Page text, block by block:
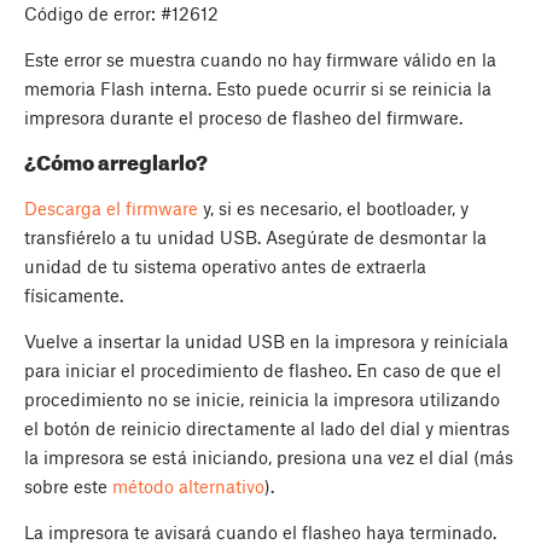
Código de error: #12612
Este error se muestra cuando no hay firmware válido en la
memoria Flash interna. Esto puede ocurrir si se reinicia la
impresora durante el proceso de flasheo del firmware.
¿Cómo arreglarlo?
Descarga el firmware y, si es necesario, el bootloader, y
transfiérelo a tu unidad USB. Asegúrate de desmontar la
unidad de tu sistema operativo antes de extraerla
físicamente.
Vuelve a insertar la unidad USB en la impresora y reiníciala
para iniciar el procedimiento de flasheo. En caso de que el
procedimiento no se inicie, reinicia la impresora utilizando
el botón de reinicio directamente al lado del dial y mientras
la impresora se está iniciando, presiona una vez el dial (más
sobre este método alternativo).
La impresora te avisará cuando el flasheo haya terminado.